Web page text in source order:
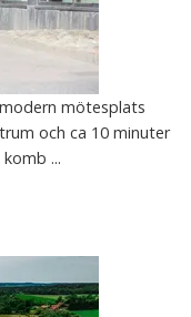
mötesplats
och ca 10 minuter
...